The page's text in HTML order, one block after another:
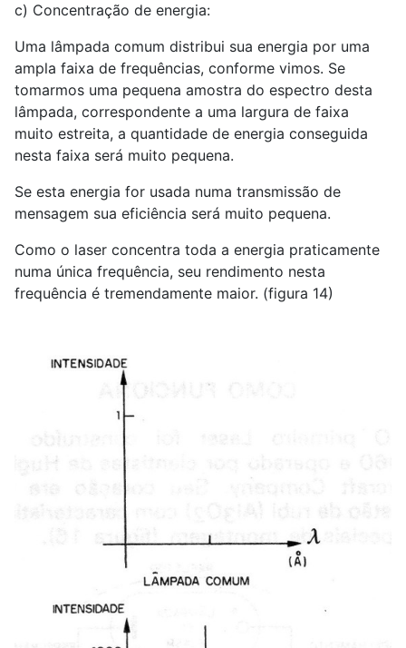
c) Concentração de energia:
Uma lâmpada comum distribui sua energia por uma
ampla faixa de frequências, conforme vimos. Se
tomarmos uma pequena amostra do espectro desta
lâmpada, correspondente a uma largura de faixa
muito estreita, a quantidade de energia conseguida
nesta faixa será muito pequena.
Se esta energia for usada numa transmissão de
mensagem sua eficiência será muito pequena.
Como o laser concentra toda a energia praticamente
numa única frequência, seu rendimento nesta
frequência é tremendamente maior. (figura 14)